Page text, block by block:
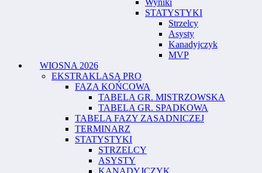
STATYSTYKI
Strzelcy
Asysty
Kanadyjczyk
MVP
WIOSNA 2026
EKSTRAKLASA PRO
FAZA KOŃCOWA
TABELA GR. MISTRZOWSKA
TABELA GR. SPADKOWA
TABELA FAZY ZASADNICZEJ
TERMINARZ
STATYSTYKI
STRZELCY
ASYSTY
KANADYJCZYK